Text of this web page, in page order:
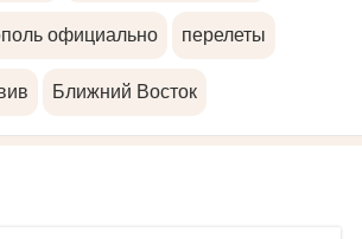
официально перелеты
Ближний Восток